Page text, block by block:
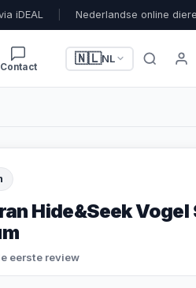
iDEAL Nederlandse online
Contact
🇳🇱NL
Hide&Seek
eerste review